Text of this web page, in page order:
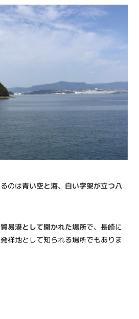
のは青い空と海、白い字架が立つ八
易港として開かれた場所で、長崎に
祥地として知られる場所でもありま